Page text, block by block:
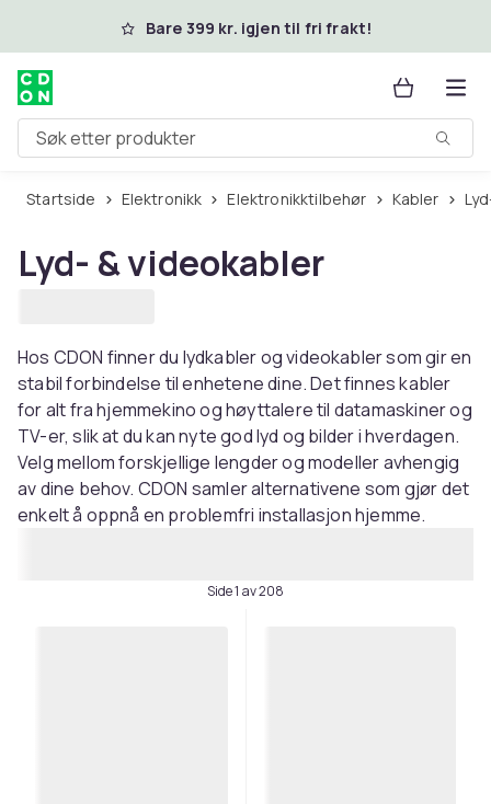
Hopp til hovedinnholdBare 399 kr. igjen til fri frakt!
Søk etter produkter
Startside Elektronikk Elektronikktilbehør Kabler
Lyd- & videokabler
Hos CDON finner du lydkabler og videokabler som gir en
stabil forbindelse til enhetene dine. Det finnes kabler
for alt fra hjemmekino og høyttalere til datamaskiner og
TV-er, slik at du kan nyte god lyd og bilder i hverdagen.
Velg mellom forskjellige lengder og modeller avhengig
av dine behov. CDON samler alternativene som gjør det
enkelt å oppnå en problemfri installasjon hjemme.
Side 1 av 208